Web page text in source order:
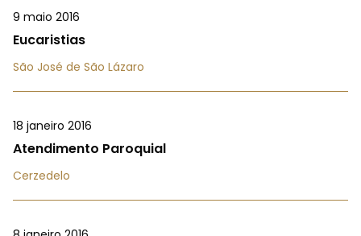
9 maio 2016
Eucaristias
São José de São Lázaro
18 janeiro 2016
Atendimento Paroquial
Cerzedelo